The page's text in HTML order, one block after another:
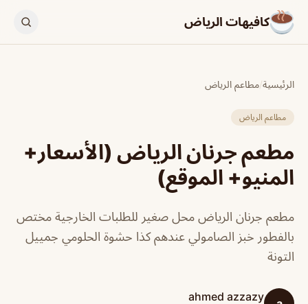
كافيهات الرياض
الرئيسية/مطاعم الرياض
مطاعم الرياض
مطعم جرنان الرياض (الأسعار+
المنيو+ الموقع)
مطعم جرنان الرياض محل صغير للطلبات الخارجية مختص
بالفطور خبز الصامولي عندهم كذا حشوة الحلومي جمييل
التونة
ahmed azzazy